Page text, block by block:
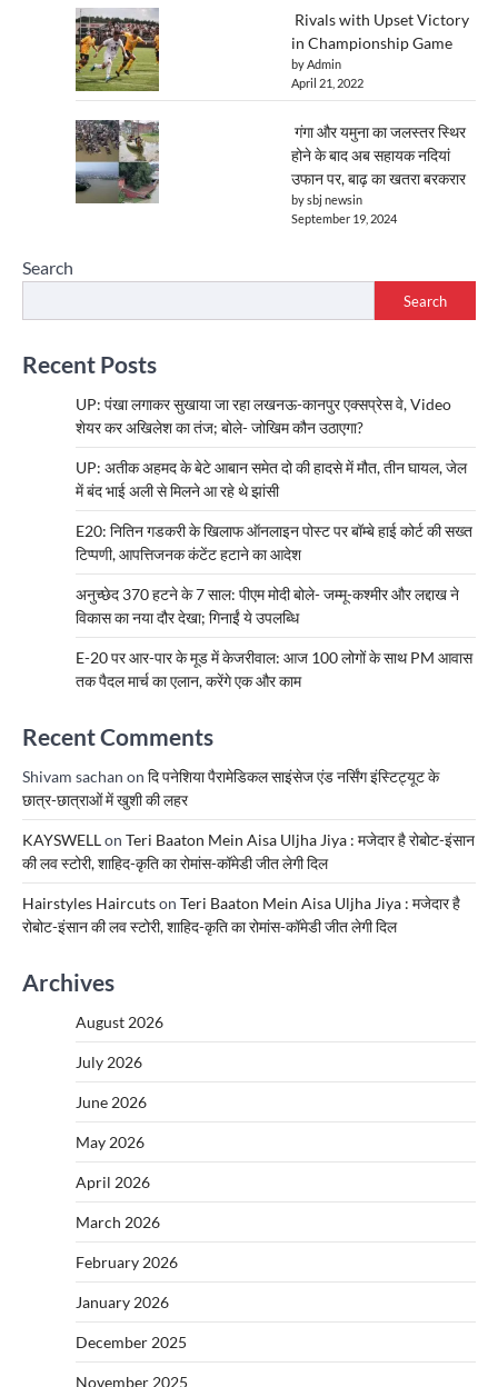
Rivals with Upset Victory
in Championship Game
by Admin
April 21, 2022
गंगा और यमुना का जलस्तर स्थिर
होने के बाद अब सहायक नदियां
उफान पर, बाढ़ का खतरा बरकरार
by sbj newsin
September 19, 2024
Search
Search
Recent Posts
UP: पंखा लगाकर सुखाया जा रहा लखनऊ-कानपुर एक्सप्रेस वे, Video
शेयर कर अखिलेश का तंज; बोले- जोखिम कौन उठाएगा?
UP: अतीक अहमद के बेटे आबान समेत दो की हादसे में मौत, तीन घायल, जेल
में बंद भाई अली से मिलने आ रहे थे झांसी
E20: नितिन गडकरी के खिलाफ ऑनलाइन पोस्ट पर बॉम्बे हाई कोर्ट की सख्त
टिप्पणी, आपत्तिजनक कंटेंट हटाने का आदेश
अनुच्छेद 370 हटने के 7 साल: पीएम मोदी बोले- जम्मू-कश्मीर और लद्दाख ने
विकास का नया दौर देखा; गिनाईं ये उपलब्धि
E-20 पर आर-पार के मूड में केजरीवाल: आज 100 लोगों के साथ PM आवास
तक पैदल मार्च का एलान, करेंगे एक और काम
Recent Comments
Shivam sachan on दि पनेशिया पैरामेडिकल साइंसेज एंड नर्सिंग इंस्टिट्यूट के
छात्र-छात्राओं में खुशी की लहर
KAYSWELLon Teri Baaton Mein Aisa Uljha Jiya : मजेदार है रोबोट-इंसान
की लव स्टोरी, शाहिद-कृति का रोमांस-कॉमेडी जीत लेगी दिल
Hairstyles Haircutson Teri Baaton Mein Aisa Uljha Jiya : मजेदार है
रोबोट-इंसान की लव स्टोरी, शाहिद-कृति का रोमांस-कॉमेडी जीत लेगी दिल
Archives
August 2026
July 2026
June 2026
May 2026
April 2026
March 2026
February 2026
January 2026
December 2025
November 2025